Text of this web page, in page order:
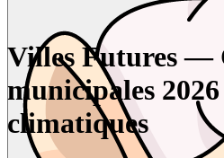
Villes Futures —
municipales
climatiques